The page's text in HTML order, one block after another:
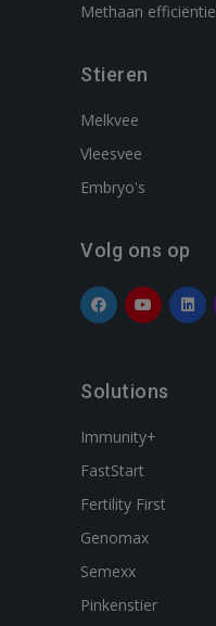
Methaan efficiëntie
Stieren
Melkvee
Vleesvee
Embryo's
Volg ons op
Solutions
Immunity+
FastStart
Fertility First
Genomax
Semexx
Pinkenstier